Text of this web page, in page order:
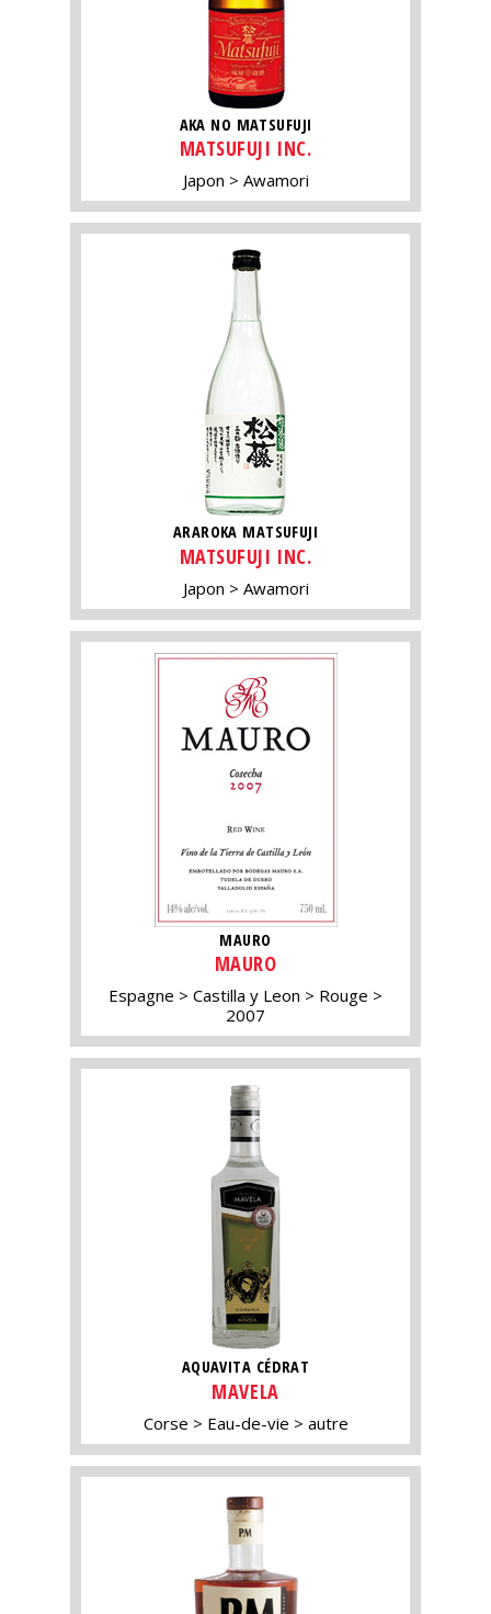
AKA NO MATSUFUJI
MATSUFUJI INC.
Japon Awamori
ARAROKA MATSUFUJI
MATSUFUJI INC.
Japon Awamori
MAURO
MAURO
Espagne Castilla y Leon
Rouge
2007
AQUAVITA CÉDRAT
MAVELA
Corse Eau-de-vie autre